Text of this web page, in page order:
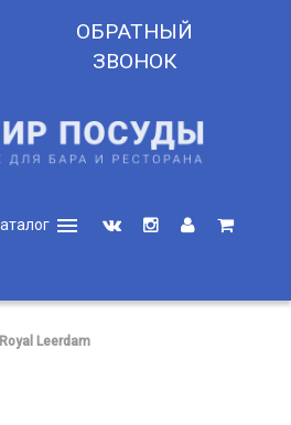
ОБРАТНЫЙ
ЗВОНОК
menu
Royal Leerdam